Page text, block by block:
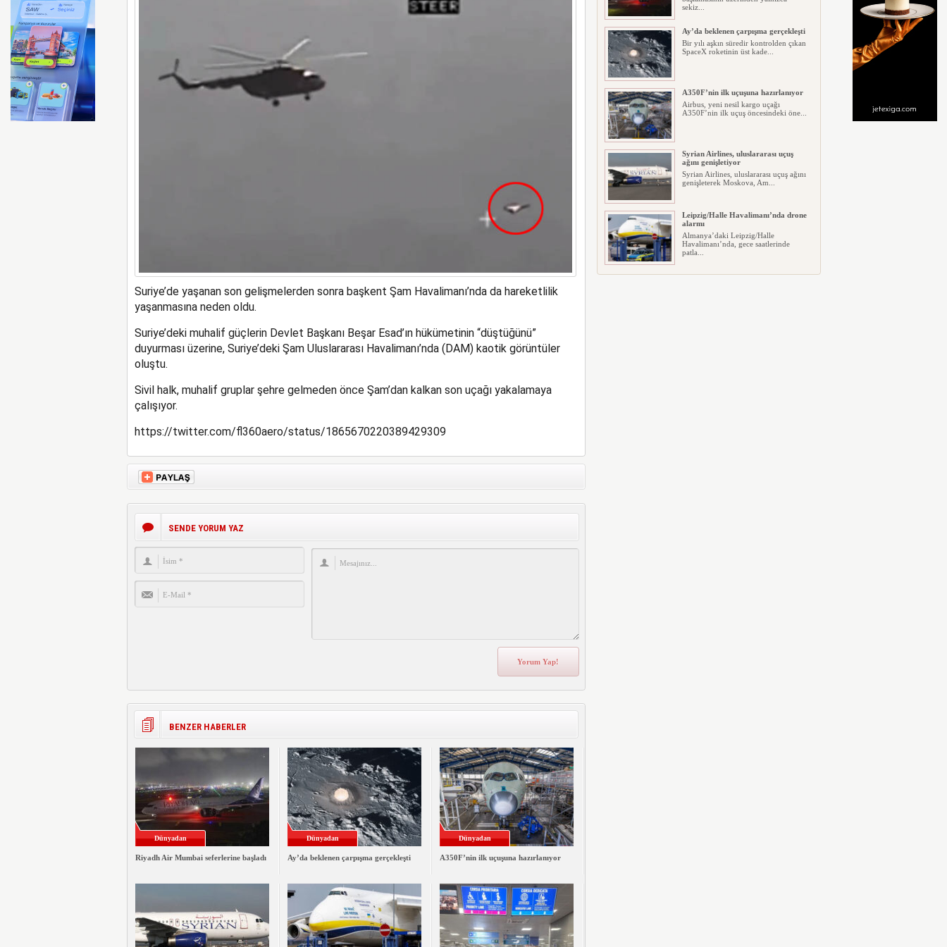
Türk Hava Kuvvetleri’nin ilk kadın generali; Özlem Karapınar
Suriye’de yaşanan son gelişmelerden sonra başkent Şam Havalimanı’nda da hareketlilik
yaşanmasına neden oldu.
Suriye’deki muhalif güçlerin Devlet Başkanı Beşar Esad’ın hükümetinin “düştüğünü”
duyurması üzerine, Suriye’deki Şam Uluslararası Havalimanı’nda (DAM) kaotik görüntüler
oluştu.
Sivil halk, muhalif gruplar şehre gelmeden önce Şam’dan kalkan son uçağı yakalamaya
çalışıyor.
https://twitter.com/fl360aero/status/1865670220389429309
SENDE YORUM YAZ
BENZER HABERLER
Dünyadan
Riyadh Air Mumbai seferlerine başladı
Dünyadan
Ay’da beklenen çarpışma gerçekleşti
Dünyadan
A350F’nin ilk uçuşuna hazırlanıyor
sekiz...
Ay’da beklenen çarpışma gerçekleşti
Bir yılı aşkın süredir kontrolden çıkan
SpaceX roketinin üst kade...
A350F’nin ilk uçuşuna hazırlanıyor
Airbus, yeni nesil kargo uçağı
A350F’nin ilk uçuş öncesindeki öne...
Syrian Airlines, uluslararası uçuş
ağını genişletiyor
Syrian Airlines, uluslararası uçuş ağını
genişleterek Moskova, Am...
Leipzig/Halle Havalimanı’nda drone
alarmı
Almanya’daki Leipzig/Halle
Havalimanı’nda, gece saatlerinde
patla...
İtalya, İspanyol’lara pasaport